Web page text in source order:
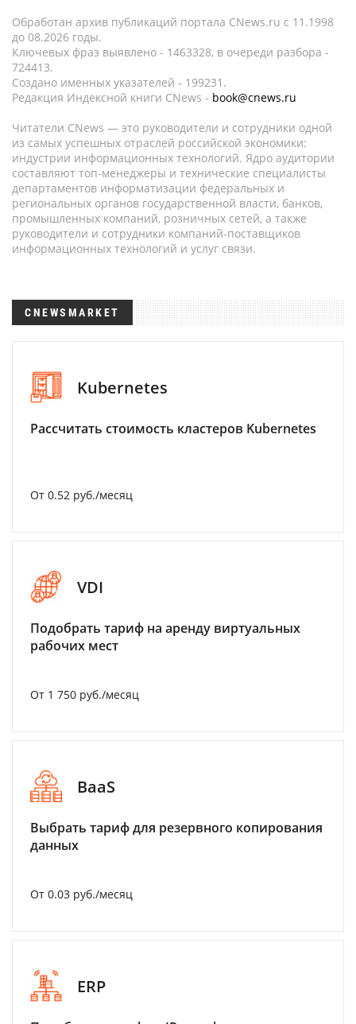
Обработан архив публикаций портала CNews.ru c 11.1998
до 08.2026 годы.
Ключевых фраз выявлено - 1463328, в очереди разбора -
724413.
Создано именных указателей - 199231.
Редакция Индексной книги CNews - book@cnews.ru
Читатели CNews — это руководители и сотрудники одной
из самых успешных отраслей российской экономики:
индустрии информационных технологий. Ядро аудитории
составляют топ-менеджеры и технические специалисты
департаментов информатизации федеральных и
региональных органов государственной власти, банков,
промышленных компаний, розничных сетей, а также
руководители и сотрудники компаний-поставщиков
информационных технологий и услуг связи.
CNEWSMARKET
Kubernetes
Рассчитать стоимость кластеров Kubernetes
От 0.52 руб./месяц
VDI
Подобрать тариф на аренду виртуальных
рабочих мест
От 1 750 руб./месяц
BaaS
Выбрать тариф для резервного копирования
данных
От 0.03 руб./месяц
ERP